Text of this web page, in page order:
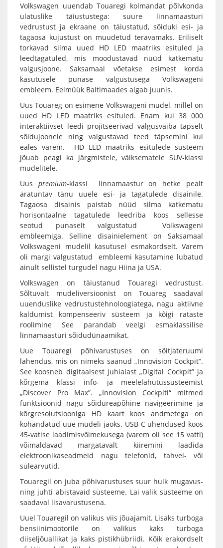
Volkswagen uuendab Touaregi kolmandat põlvkonda
ulatuslike täiustustega: suure linnamaasturi
vedrustust ja ekraane on täiustatud, sõiduki esi- ja
tagaosa kujustust on muudetud teravamaks. Eriliselt
torkavad silma uued HD LED maatriks esituled ja
leedtagatuled, mis moodustavad nüüd katkematu
valgusjoone. Saksamaal võetakse esimest korda
kasutusele punase valgustusega Volkswageni
embleem. Eelmüük Baltimaades algab juunis.
Uus Touareg on esimene Volkswageni mudel, millel on
uued HD LED maatriks esituled. Enam kui 38 000
interaktiivset leedi projitseerivad valgusvaiba täpselt
sõidujoonele ning valgustavad teed täpsemini kui
eales varem. HD LED maatriks esitulede süsteem
jõuab peagi ka järgmistele, väiksematele SUV-klassi
mudelitele.
Uus premium-klassi linnamaastur on hetke pealt
äratuntav tänu uuele esi- ja tagatulede disainile.
Tagaosa disainis paistab nüüd silma katkematu
horisontaalne tagatulede leedriba koos sellesse
seotud punaselt valgustatud Volkswageni
embleemiga. Selline disainielement on Saksamaal
Volkswageni mudelil kasutusel esmakordselt. Varem
oli margi valgustatud embleemi kasutamine lubatud
ainult sellistel turgudel nagu Hiina ja USA.
Volkswagen on täiustanud Touaregi vedrustust.
Sõltuvalt mudeliversioonist on Touareg saadaval
uuenduslike vedrustustehnoloogiatega, nagu aktiivne
kaldumist kompenseeriv süsteem ja kõigi rataste
roolimine See parandab veelgi esmaklassilise
linnamaasturi sõidudünaamikat.
Uue Touaregi põhivarustuses on sõitjateruumi
lahendus, mis on nimeks saanud „Innovision Cockpit“.
See koosneb digitaalsest juhialast „Digital Cockpit” ja
kõrgema klassi info- ja meelelahutussüsteemist
„Discover Pro Max”. „Innovision Cockpiti“ mitmed
funktsioonid nagu sõidureapõhine navigeerimine ja
kõrgresolutsiooniga HD kaart koos andmetega on
kohandatud uue mudeli jaoks. USB-C ühendused koos
45-vatise laadimisvõimekusega (varem oli see 15 vatti)
võimaldavad märgatavalt kiiremini laadida
elektroonikaseadmeid nagu telefonid, tahvel- või
sülearvutid.
Touaregil on juba põhivarustuses suur hulk mugavus-
ning juhti abistavaid süsteeme. Lai valik süsteeme on
saadaval lisavarustusena.
Uuel Touaregil on valikus viis jõuajamit. Lisaks turboga
bensiinimootorile on valikus kaks turboga
diiseljõuallikat ja kaks pistikhübriidi. Kõik erakordselt